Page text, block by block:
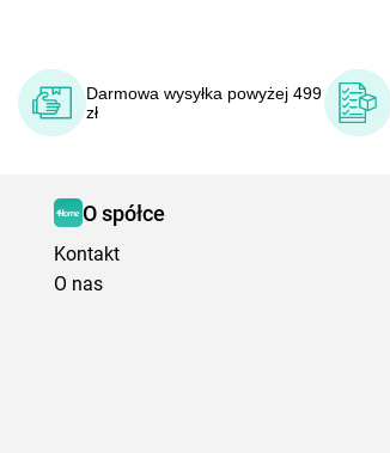
Darmowa wysyłka powyżej 499
zł
O spółce
Kontakt
O nas